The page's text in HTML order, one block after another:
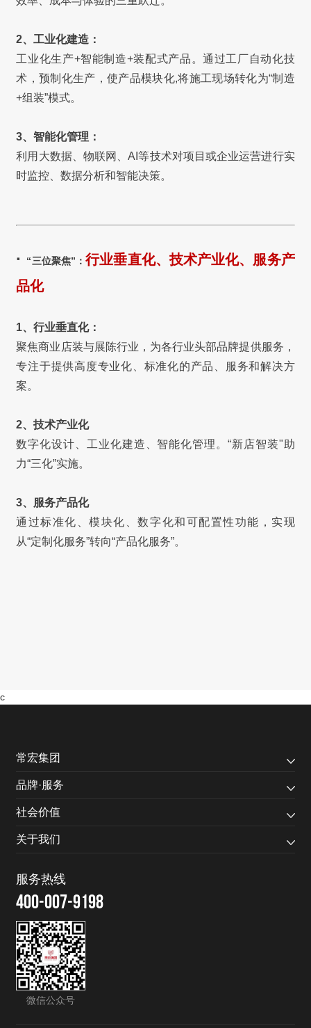
2、工业化建造：
工业化生产+智能制造+装配式产品。通过工厂自动化技
术，预制化生产，使产品模块化,将施工现场转化为“制造
+组装”模式。
3、智能化管理：
利用大数据、物联网、AI等技术对项目或企业运营进行实
时监控、数据分析和智能决策。
· “三位聚焦”：行业垂直化、技术产业化、服务产
品化
1、行业垂直化：
聚焦商业店装与展陈行业，为各行业头部品牌提供服务，
专注于提供高度专业化、标准化的产品、服务和解决方
案。
2、技术产业化
数字化设计、工业化建造、智能化管理。“新店智装"助
力“三化”实施。
3、服务产品化
通过标准化、模块化、数字化和可配置性功能，实现
从“定制化服务”转向“产品化服务”。
c
常宏集团
品牌·服务
社会价值
关于我们
服务热线
400-007-9198
微信公众号